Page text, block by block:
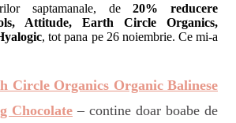
saptamanale, de20% reducere
Attitude, Earth Circle Organics,
, tot pana pe 26 noiembrie. Ce mi-a
Circle Organics Organic Balinese
Chocolate – contine doar boabe de